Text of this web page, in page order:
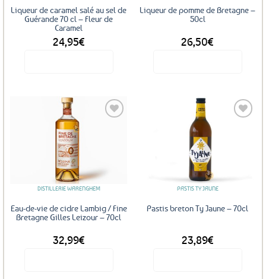
Liqueur de caramel salé au sel de
Guérande 70 cl – Fleur de
Caramel
24,95€
Liqueur de pomme de Bretagne –
50cl
26,50€
DISTILLERIE WARENGHEM
Eau-de-vie de cidre Lambig / Fine
Bretagne Gilles Leizour – 70cl
32,99€
PASTIS TY JAUNE
Pastis breton Ty Jaune – 70cl
23,89€